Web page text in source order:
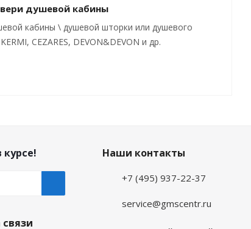
душевой кабины
кабины \ душевой шторки или душевого
CEZARES, DEVON&DEVON и др.
курсе! Наши контакты
+7 (495) 937-22-37
service@gmscentr.ru